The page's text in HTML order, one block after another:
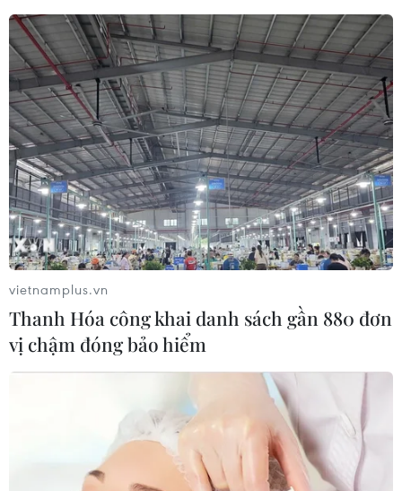
vietnamplus.vn
Thanh Hóa công khai danh sách gần 880 đơn
vị chậm đóng bảo hiểm